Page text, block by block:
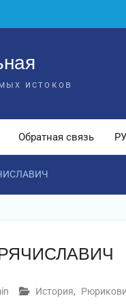
истоков
Обратная связь
История,